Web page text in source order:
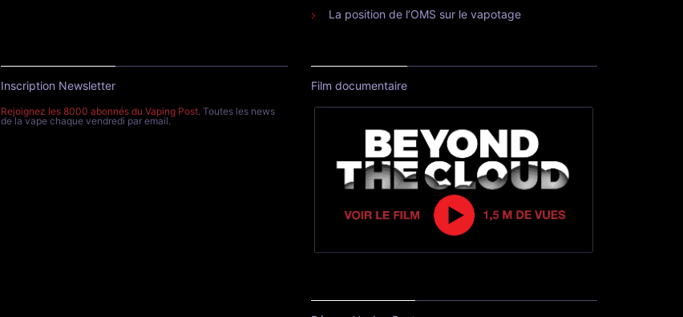
La position de l’OMS sur le vapotage
Inscription Newsletter
Rejoignez les 8000 abonnés du Vaping Post. Toutes les news
de la vape chaque vendredi par email.
Film documentaire